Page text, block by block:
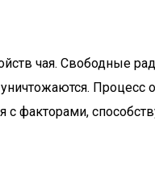
чая. Свободные
Процесс
факторами,